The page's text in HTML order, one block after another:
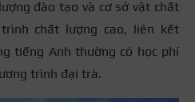
đào tạo và cơ sở vật chất
chất lượng cao, liên kết
tiếng Anh thường có học phí
trình đại trà.